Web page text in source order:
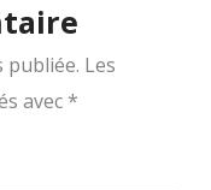
publiée. Les
avec *